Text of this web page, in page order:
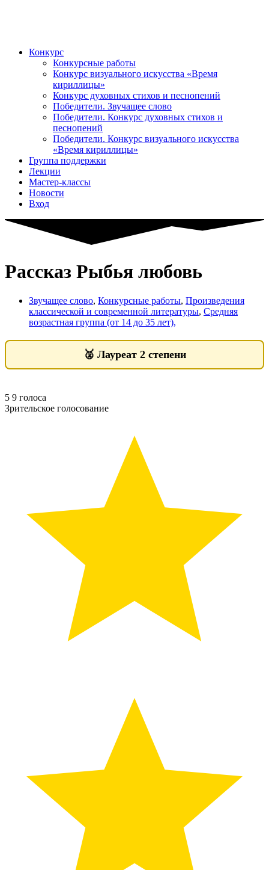
Конкурс
Конкурсные работы
Конкурс визуального искусства «Время
кириллицы»
Конкурс духовных стихов и песнопений
Победители. Звучащее слово
Победители. Конкурс духовных стихов и
песнопений
Победители. Конкурс визуального искусства
«Время кириллицы»
Группа поддержки
Лекции
Мастер-классы
Новости
Вход
Рассказ Рыбья любовь
Звучащее слово, Конкурсные работы, Произведения
классической и современной литературы, Средняя
возрастная группа (от 14 до 35 лет),
🥈 Лауреат 2 степени
5 9 голоса
Зрительское голосование